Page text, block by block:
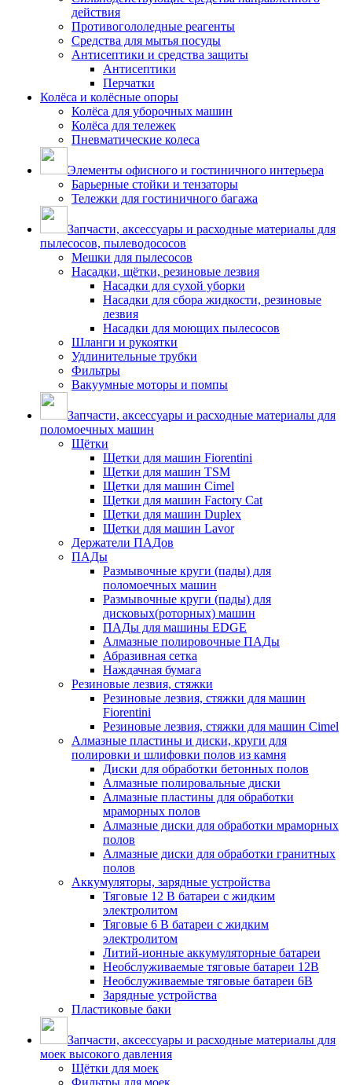
действия
Противогололедные реагенты
Средства для мытья посуды
Антисептики и средства защиты
Антисептики
Перчатки
Колёса и колёсные опоры
Колёса для уборочных машин
Колёса для тележек
Пневматические колеса
Элементы офисного и гостиничного интерьера
Барьерные стойки и тензаторы
Тележки для гостиничного багажа
Запчасти, аксессуары и расходные материалы для
пылесосов, пылеводососов
Мешки для пылесосов
Насадки, щётки, резиновые лезвия
Насадки для сухой уборки
Насадки для сбора жидкости, резиновые
лезвия
Насадки для моющих пылесосов
Шланги и рукоятки
Удлинительные трубки
Фильтры
Вакуумные моторы и помпы
Запчасти, аксессуары и расходные материалы для
поломоечных машин
Щётки
Щетки для машин Fiorentini
Щетки для машин TSM
Щетки для машин Cimel
Щетки для машин Factory Cat
Щетки для машин Duplex
Щетки для машин Lavor
Держатели ПАДов
ПАДы
Размывочные круги (пады) для
поломоечных машин
Размывочные круги (пады) для
дисковых(роторных) машин
ПАДы для машины EDGE
Алмазные полировочные ПАДы
Абразивная сетка
Наждачная бумага
Резиновые лезвия, стяжки
Резиновые лезвия, стяжки для машин
Fiorentini
Резиновые лезвия, стяжки для машин Cimel
Алмазные пластины и диски, круги для
полировки и шлифовки полов из камня
Диски для обработки бетонных полов
Алмазные полировальные диски
Алмазные пластины для обработки
мраморных полов
Алмазные диски для обработки мраморных
полов
Алмазные диски для обработки гранитных
полов
Аккумуляторы, зарядные устройства
Тяговые 12 В батареи с жидким
электролитом
Тяговые 6 В батареи с жидким
электролитом
Литий-ионные аккумуляторные батареи
Необслуживаемые тяговые батареи 12В
Необслуживаемые тяговые батареи 6В
Зарядные устройства
Пластиковые баки
Запчасти, аксессуары и расходные материалы для
моек высокого давления
Щётки для моек
Фильтры для моек